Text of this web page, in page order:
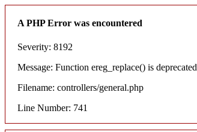
A PHP Error was encountered
Severity: 8192
Message: Function ereg_replace() is deprecated
Filename: controllers/general.php
Line Number: 741